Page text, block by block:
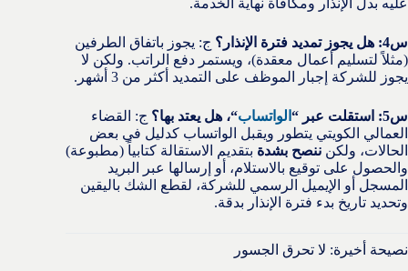
س4: هل يجوز تمديد فترة الإنذار؟
ج: يجوز باتفاق الطرفين
(مثلاً لتسليم أعمال معقدة)، ويستمر دفع الراتب. ولكن لا
يجوز للشركة إجبار الموظف على التمديد أكثر من 3 أشهر.
س5: استقلت عبر “ الواتساب“، هل يعتد بها؟ ج: القضاء
العمالي الكويتي يتطور ويقبل الواتساب كدليل في بعض
الحالات، ولكن ننصح بشدة بتقديم الاستقالة كتابياً (مطبوعة)
والحصول على توقيع بالاستلام، أو إرسالها عبر البريد
المسجل أو الإيميل الرسمي للشركة، لقطع الشك باليقين
وتحديد تاريخ بدء فترة الإنذار بدقة.
نصيحة أخيرة: لا تحرق الجسور